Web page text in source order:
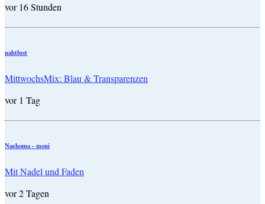
vor 16 Stunden
nahtlust
MittwochsMix: Blau & Transparenzen
vor 1 Tag
Naehoma - moni
Mit Nadel und Faden
vor 2 Tagen